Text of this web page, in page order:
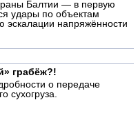
Балтии — в первую
удары по объектам
эскалации напряжённости
грабёж?!
о передаче
сухогруза.